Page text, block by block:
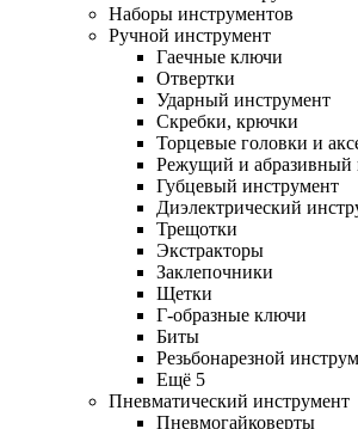
Наборы инструментов
Ручной инструмент
Гаечные ключи
Отвертки
Ударный инструмент
Скребки, крючки
Торцевые головки и
Режущий и абразивный
Губцевый инструмент
Диэлектрический
Трещотки
Экстракторы
Заклепочники
Щетки
Г-образные ключи
Биты
Резьбонарезной
Ещё 5
Пневматический инструмент
Пневмогайковерты